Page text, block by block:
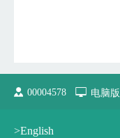
00004578 电脑版
>English